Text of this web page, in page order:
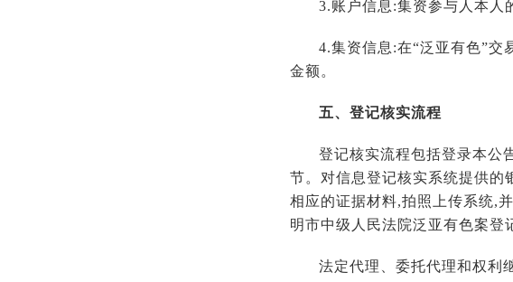
3.账户信息:集资参与人本人
4.集资信息:在“泛亚有色”交
金额。
五、登记核实流程
登记核实流程包括登录本公
节。对信息登记核实系统提供的
相应的证据材料,拍照上传系统,
明市中级人民法院泛亚有色案登
法定代理、委托代理和权利